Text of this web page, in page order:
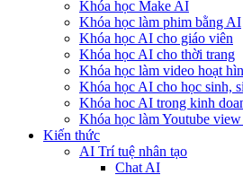
Khóa học Make AI
Khóa học làm phim bằng AI
Khóa học AI cho giáo viên
Khóa học AI cho thời trang
Khóa học làm video hoạt
Khóa học AI cho học sinh,
Khóa hoc AI trong kinh
Khóa học làm Youtube
Kiến thức
AI Trí tuệ nhân tạo
Chat AI